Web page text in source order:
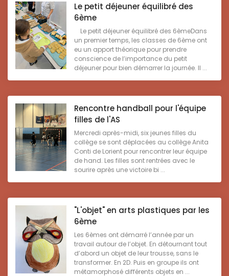
Le petit déjeuner équilibré des
6ème
Le petit déjeuner équilibré des 6èmeDans
un premier temps, les classes de 6ème ont
eu un apport théorique pour prendre
conscience de l’importance du petit
déjeuner pour bien démarrer la journée. Il ...
Rencontre handball pour l'équipe
filles de l'AS
Mercredi après-midi, six jeunes filles du
collège se sont déplacées au collège Anita
Conti de Lorient pour rencontrer leur équipe
de hand. Les filles sont rentrées avec le
sourire après une victoire bi ...
"L'objet" en arts plastiques par les
6ème
Les 6èmes ont démarré l’année par un
travail autour de l’objet. En détournant tout
d’abord un objet de leur trousse, sans le
transformer. En 2D. Puis en groupe ils ont
métamorphosé différents objets en ...